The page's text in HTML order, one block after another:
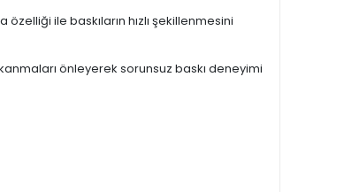
ile baskıların hızlı şekillenmesini
önleyerek sorunsuz baskı deneyimi